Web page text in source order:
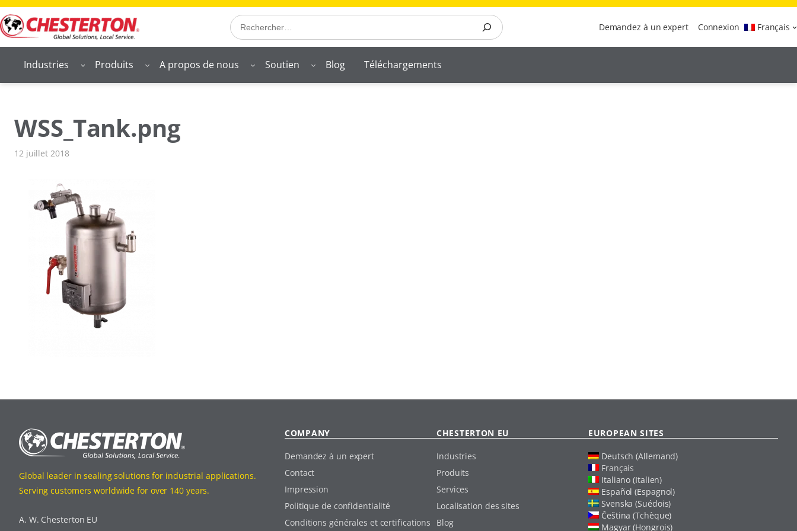
Aller
au
contenu
Search Demandez à un expert Connexion Français
Industries Produits A propos de nous Soutien Blog Téléchargements
WSS_Tank.png
12 juillet 2018
Global leader in sealing solutions for industrial applications.
Serving customers worldwide for over 140 years.
A. W. Chesterton EU
COMPANY
Demandez à un expert
Contact
Impression
Politique de confidentialité
Conditions générales et certifications
CHESTERTON EU
Industries
Produits
Services
Localisation des sites
Blog
EUROPEAN SITES
Deutsch (Allemand)
Français
Italiano (Italien)
Español (Espagnol)
Svenska (Suédois)
Čeština (Tchèque)
Magyar (Hongrois)